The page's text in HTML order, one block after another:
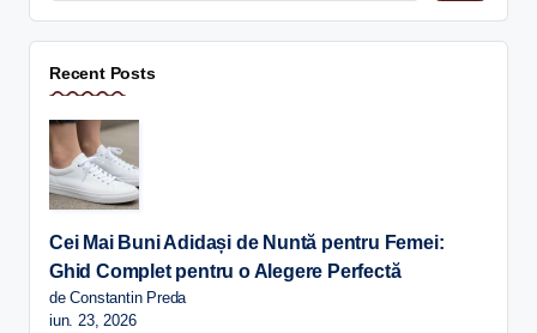
Recent Posts
Cei Mai Buni Adidași de Nuntă pentru Femei:
Ghid Complet pentru o Alegere Perfectă
de Constantin Preda
iun. 23, 2026